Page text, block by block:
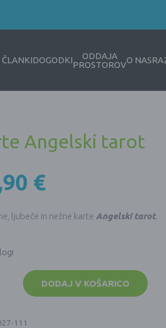
ČLANKIDOGODKI
ODDAJA
PROSTOROVO NAS
Angelski tarot
€
ljubeče in nežne karte Angelski tarot.
DODAJ V KOŠARICO
111